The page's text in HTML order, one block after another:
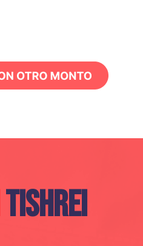
TISHREI